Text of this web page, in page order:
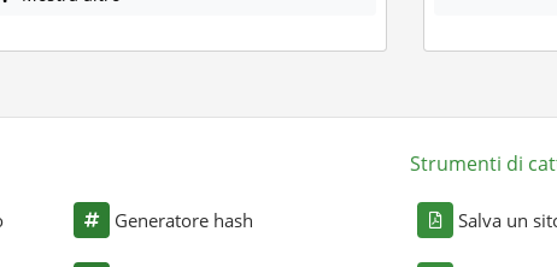
Generatore hash
Strumenti di
Salva un